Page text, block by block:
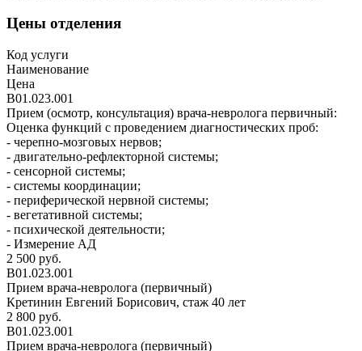
Цены отделения
Код услуги
Наименование
Цена
В01.023.001
Прием (осмотр, консультация) врача-невролога первичный:
Оценка функций с проведением диагностических проб:
- черепно-мозговых нервов;
- двигательно-рефлекторной системы;
- сенсорной системы;
- системы координации;
- периферической нервной системы;
- вегетативной системы;
- психической деятельности;
- Измерение АД
2 500 руб.
В01.023.001
Прием врача-невролога (первичный)
Кретинин Евгений Борисович, стаж 40 лет
2 800 руб.
В01.023.001
Прием врача-невролога (первичный)